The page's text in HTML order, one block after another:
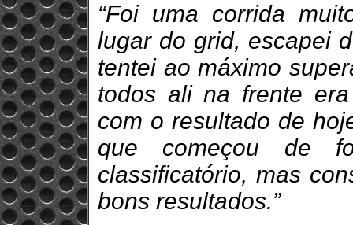
“Foi uma corrida
lugar do grid, escapei
tentei ao máximo
todos ali na frente
com o resultado de
que começou de
classificatório, mas
bons resultados.”